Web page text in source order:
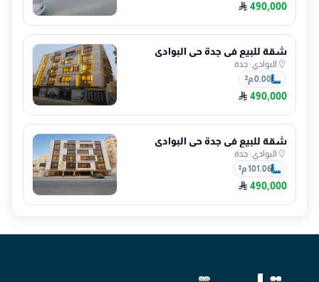
490,000
شقة للبيع في جدة حي البوادي
البوادي| جدة
0.00 م²
490,000
شقة للبيع في جدة حي البوادي
البوادي| جدة
101.06 م²
490,000